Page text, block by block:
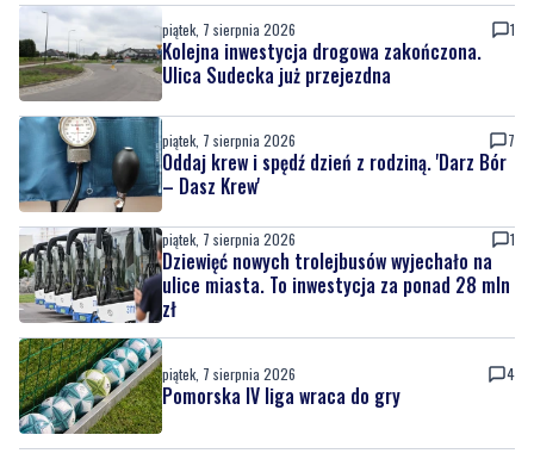
piątek, 7 sierpnia 2026 1
Kolejna inwestycja drogowa zakończona.
Ulica Sudecka już przejezdna
piątek, 7 sierpnia 2026 7
Oddaj krew i spędź dzień z rodziną. 'Darz Bór
– Dasz Krew'
piątek, 7 sierpnia 2026 1
Dziewięć nowych trolejbusów wyjechało na
ulice miasta. To inwestycja za ponad 28 mln
zł
piątek, 7 sierpnia 2026 4
Pomorska IV liga wraca do gry